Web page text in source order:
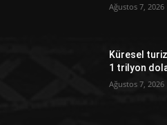
Ağustos 7, 2026
Küresel
1 trilyon
Ağustos 7, 2026